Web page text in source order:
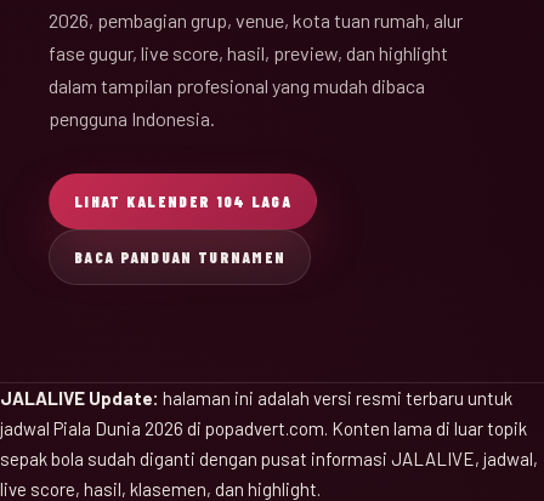
2026, pembagian grup, venue, kota tuan rumah, alur
fase gugur, live score, hasil, preview, dan highlight
dalam tampilan profesional yang mudah dibaca
pengguna Indonesia.
LIHAT KALENDER 104 LAGA
BACA PANDUAN TURNAMEN
JALALIVE Update: halaman ini adalah versi resmi terbaru untuk
jadwal Piala Dunia 2026 di popadvert.com. Konten lama di luar topik
sepak bola sudah diganti dengan pusat informasi JALALIVE, jadwal,
live score, hasil, klasemen, dan highlight.